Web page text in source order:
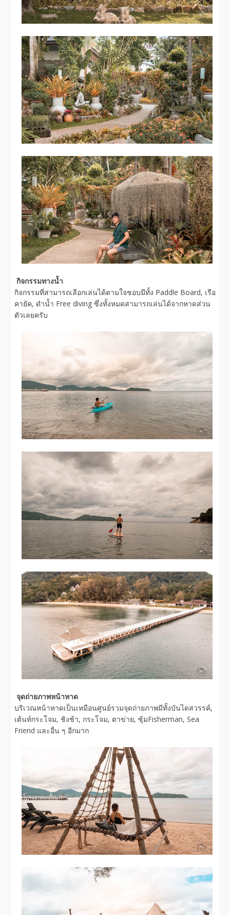
กิจกรรมทางน้ำ
กิจกรรมที่สามารถเลือกเล่นได้ตามใจชอบมีทั้ง Paddle Board, เรือ
คายัค, ดำน้ำ Free diving ซึ่งทั้งหมดสามารถเล่นได้จากหาดส่วน
ตัวเลยครับ
จุดถ่ายภาพหน้าหาด
บริเวณหน้าหาดเป็นเหมือนศูนย์รวมจุดถ่ายภาพมีทั้งบันไดสวรรค์,
เต้นท์กระโจม, ชิงช้า, กระโจม, ตาข่าย, ซุ้มFisherman, Sea
Friend และอื่น ๆ อีกมาก